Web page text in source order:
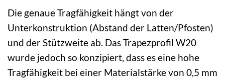
Die genaue Tragfähigkeit hängt von der
Unterkonstruktion (Abstand der Latten/Pfosten)
und der Stützweite ab. Das Trapezprofil W20
wurde jedoch so konzipiert, dass es eine hohe
Tragfähigkeit bei einer Materialstärke von 0,5 mm